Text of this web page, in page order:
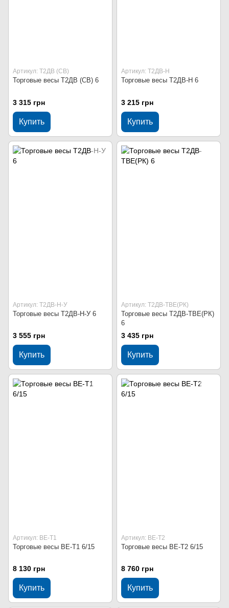
Артикул: Т2ДВ (СВ)
Торговые весы Т2ДВ (СВ) 6
3 315 грн
Купить
Артикул: Т2ДВ-Н
Торговые весы Т2ДВ-Н 6
3 215 грн
Купить
Артикул: Т2ДВ-Н-У
Торговые весы Т2ДВ-Н-У 6
3 555 грн
Купить
Артикул: Т2ДВ-ТВЕ(РК)
Торговые весы Т2ДВ-ТВЕ(РК)
6
3 435 грн
Купить
Артикул: ВЕ-Т1
Торговые весы ВЕ-Т1 6/15
8 130 грн
Купить
Артикул: ВЕ-Т2
Торговые весы ВЕ-Т2 6/15
8 760 грн
Купить